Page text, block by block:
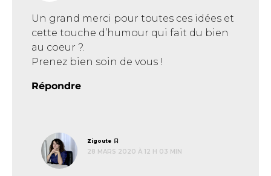
Un grand merci pour toutes ces idées et
cette touche d’humour qui fait du bien
au coeur ?.
Prenez bien soin de vous !
Répondre
Zigoute
28 MARS 2020 À 12 H 03 MIN